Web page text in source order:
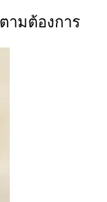
ามต้องการ